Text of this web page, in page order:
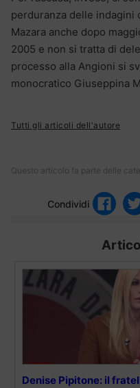
perduranza delle indagini
Mazara anche dopo
2005 e non si tratta di
processo alla Angioni si
monocratico Giuseppina
Tutti gli articoli dell'autore
Questo articolo fa parte delle
Condividi
Denise Pipitone: il